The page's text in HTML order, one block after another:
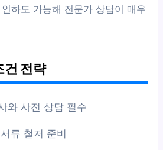
하도 가능해 전문가 상담이 매우
건 전략
와 사전 상담 필수
류 철저 준비